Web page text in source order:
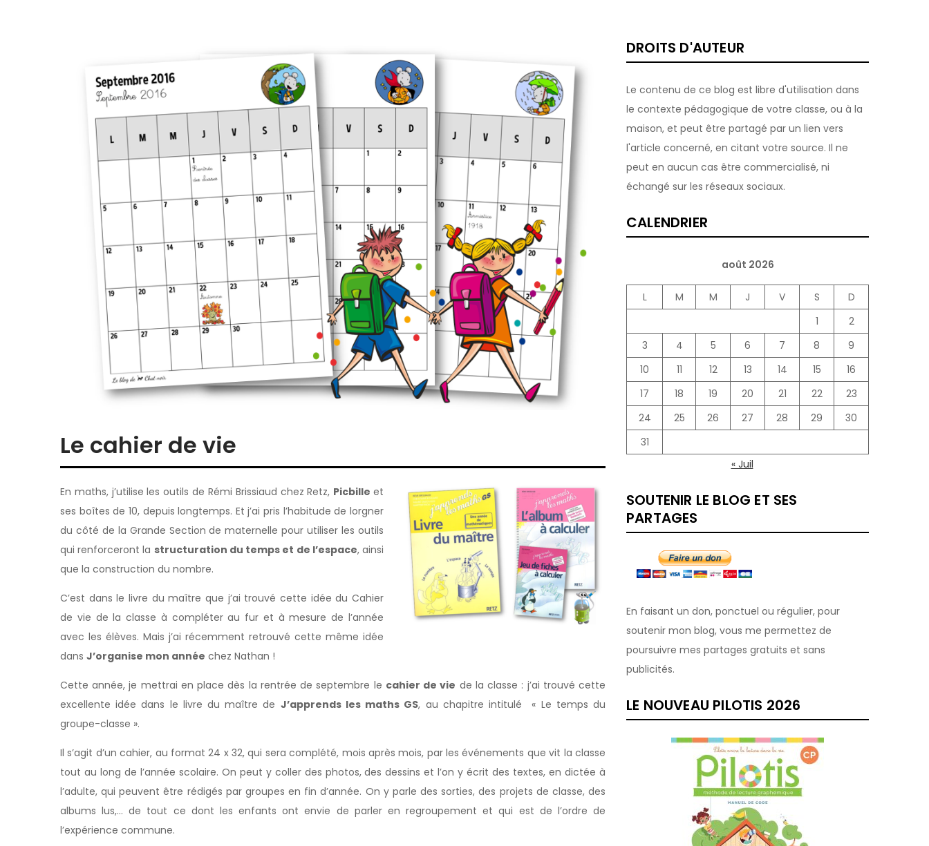
Le cahier de vie
En maths, j’utilise les outils de Rémi Brissiaud chez Retz, Picbilleet
ses boîtes de 10, depuis longtemps. Et j’ai pris l’habitude de lorgner
du côté de la Grande Section de maternelle pour utiliser les outils
qui renforceront la structuration du temps et de l’espace, ainsi
que la construction du nombre.
C’est dans le livre du maître que j’ai trouvé cette idée du Cahier
de vie de la classe à compléter au fur et à mesure de l’année
avec les élèves. Mais j’ai récemment retrouvé cette même idée
dans J’organise mon année chez Nathan !
Cette année, je mettrai en place dès la rentrée de septembre le cahier de vie de la classe : j’ai trouvé cette
excellente idée dans le livre du maître de J’apprends les maths GS, au chapitre intitulé « Le temps du
groupe-classe ».
Il s’agit d’un cahier, au format 24 x 32, qui sera complété, mois après mois, par les événements que vit la classe
tout au long de l’année scolaire. On peut y coller des photos, des dessins et l’on y écrit des textes, en dictée à
l’adulte, qui peuvent être rédigés par groupes en fin d’année. On y parle des sorties, des projets de classe, des
albums lus,… de tout ce dont les enfants ont envie de parler en regroupement et qui est de l’ordre de
l’expérience commune.
DROITS D'AUTEUR
Le contenu de ce blog est libre d'utilisation dans
le contexte pédagogique de votre classe, ou à la
maison, et peut être partagé par un lien vers
l'article concerné, en citant votre source. Il ne
peut en aucun cas être commercialisé, ni
échangé sur les réseaux sociaux.
CALENDRIER
août 2026
L M M J V S
D
1
2
3
4 5 6 7 8
9
10
11 12 13 14 15
16
17
18 19 20 21 22
23
24
25 26 27 28 29
30
31
« Juil
SOUTENIR LE BLOG ET SES
PARTAGES
En faisant un don, ponctuel ou régulier, pour
soutenir mon blog, vous me permettez de
poursuivre mes partages gratuits et sans
publicités.
LE NOUVEAU PILOTIS 2026